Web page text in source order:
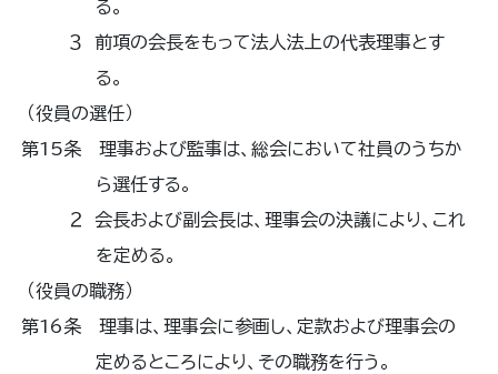
る。
３ 前項の会長をもって法人法上の代表理事とす
る。
（役員の選任）
第15条 理事および監事は、総会において社員のうちか
ら選任する。
２ 会長および副会長は、理事会の決議により、これ
を定める。
（役員の職務）
第16条 理事は、理事会に参画し、定款および理事会の
定めるところにより、その職務を行う。